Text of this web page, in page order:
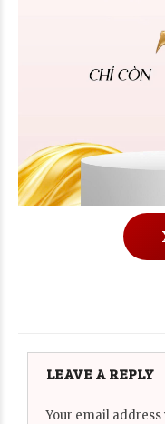
LEAVE A REPLY
Your email